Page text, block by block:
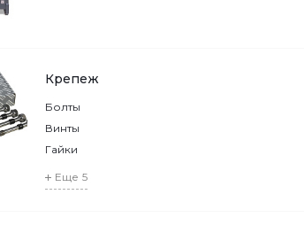
Крепеж
Болты
Винты
Гайки
Еще 5